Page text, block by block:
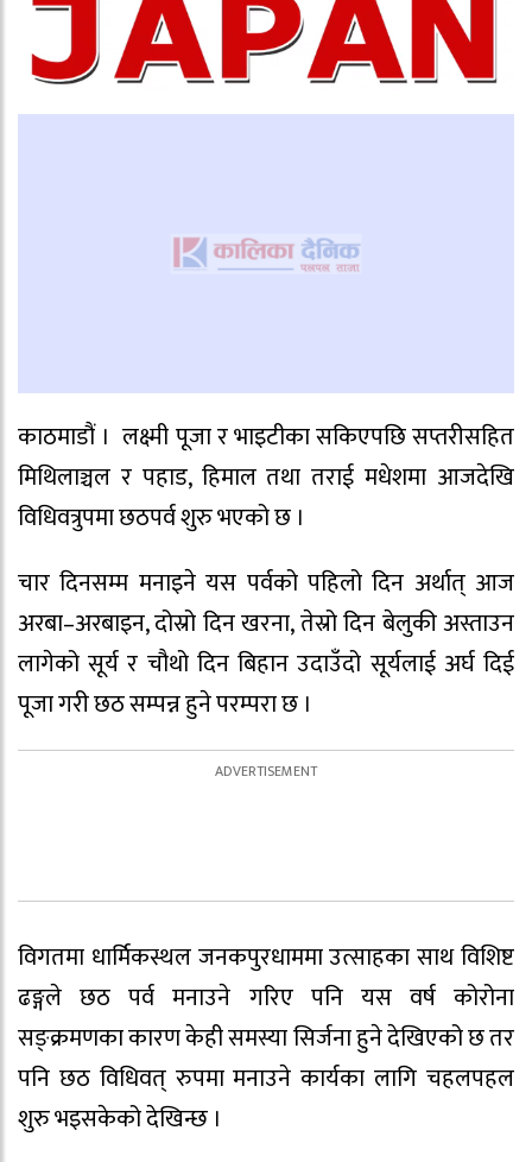
काठमाडौं । लक्ष्मी पूजा र भाइटीका सकिएपछि सप्तरीसहित
मिथिलाञ्चल र पहाड, हिमाल तथा तराई मधेशमा आजदेखि
विधिवत्रुपमा छठपर्व शुरु भएको छ ।
चार दिनसम्म मनाइने यस पर्वको पहिलो दिन अर्थात् आज
अरबा–अरबाइन, दोस्रो दिन खरना, तेस्रो दिन बेलुकी अस्ताउन
लागेको सूर्य र चौथो दिन बिहान उदाउँदो सूर्यलाई अर्घ दिई
पूजा गरी छठ सम्पन्न हुने परम्परा छ ।
विगतमा धार्मिकस्थल जनकपुरधाममा उत्साहका साथ विशिष्ट
ढङ्गले छठ पर्व मनाउने गरिए पनि यस वर्ष कोरोना
सङ्क्रमणका कारण केही समस्या सिर्जना हुने देखिएको छ तर
पनि छठ विधिवत् रुपमा मनाउने कार्यका लागि चहलपहल
शुरु भइसकेको देखिन्छ ।